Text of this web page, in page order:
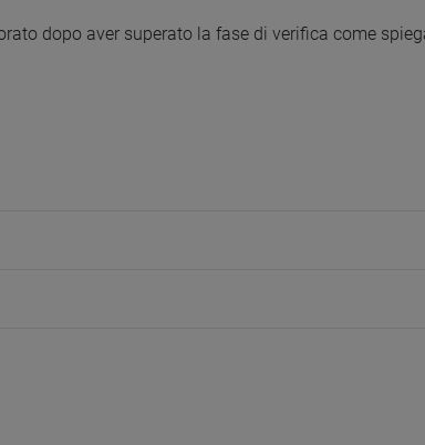
dopo aver superato la fase di verifica come